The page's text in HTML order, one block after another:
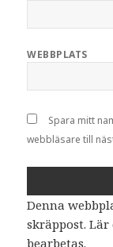
WEBBPLATS
Spara mitt
webbläsare till
Denna
skräppost.Lär
bearbetas.